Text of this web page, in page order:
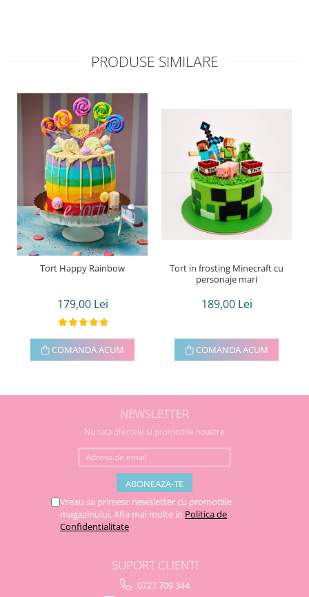
PRODUSE SIMILARE
Tort Happy Rainbow
179,00 Lei
COMANDA ACUM
Tort in frosting Minecraft cu
personaje mari
189,00 Lei
COMANDA ACUM
NEWSLETTER
Nu rata ofertele si promotiile noastre
Vreau sa primesc newsletter cu promotiile
magazinului. Afla mai multe in Politica de
Confidentialitate
SUPORT CLIENTI
0727 709 344